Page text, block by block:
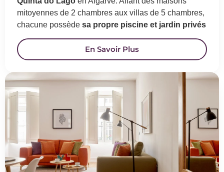
mitoyennes de 2 chambres aux villas de 5 chambres,
chacune possède sa propre piscine et jardin privés
En Savoir Plus